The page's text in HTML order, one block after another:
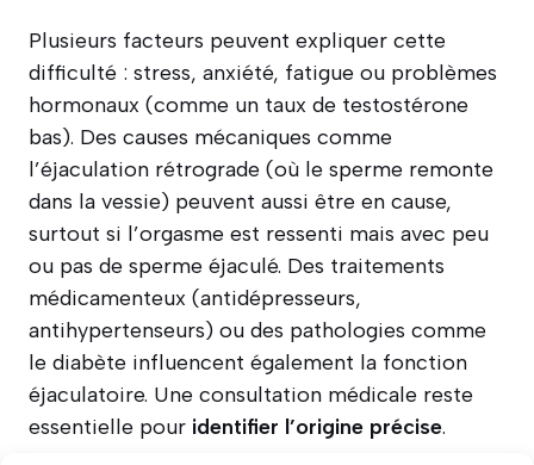
Plusieurs facteurs peuvent expliquer cette
difficulté : stress, anxiété, fatigue ou problèmes
hormonaux (comme un taux de testostérone
bas). Des causes mécaniques comme
l’éjaculation rétrograde (où le sperme remonte
dans la vessie) peuvent aussi être en cause,
surtout si l’orgasme est ressenti mais avec peu
ou pas de sperme éjaculé. Des traitements
médicamenteux (antidépresseurs,
antihypertenseurs) ou des pathologies comme
le diabète influencent également la fonction
éjaculatoire. Une consultation médicale reste
essentielle pour identifier l’origine précise.